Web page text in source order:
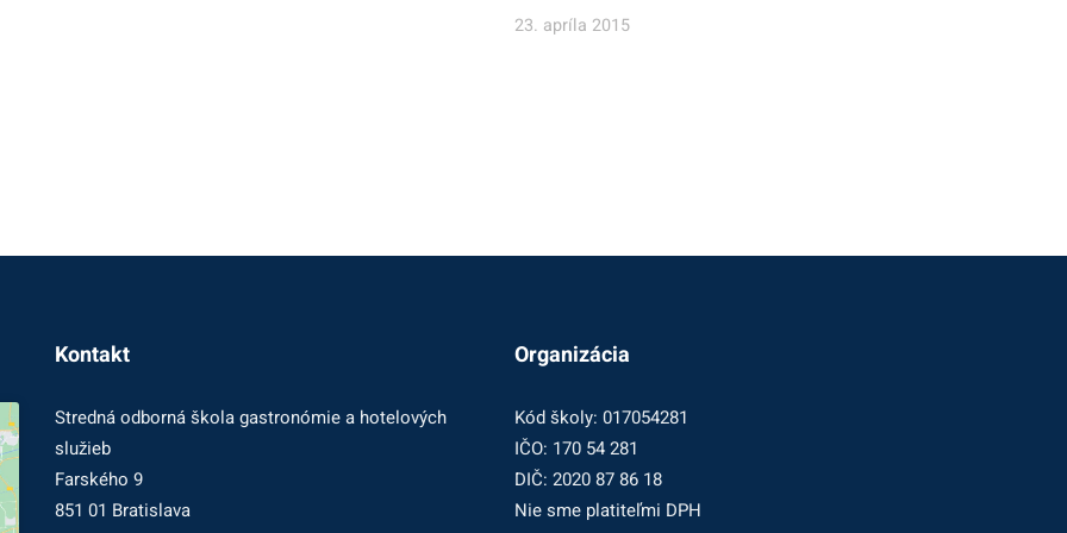
23. apríla 2015
Kontakt
Stredná odborná škola gastronómie a hotelových
služieb
Farského 9
851 01 Bratislava
Organizácia
Kód školy: 017054281
IČO: 170 54 281
DIČ: 2020 87 86 18
Nie sme platiteľmi DPH